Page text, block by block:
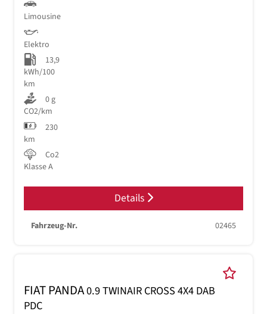
Limousine
Elektro
13,9
kWh/100
km
0 g
CO2/km
230
km
Co2
Klasse A
Details
Fahrzeug-Nr. 02465
FIAT PANDA0.9 TWINAIR CROSS 4X4 DAB
PDC